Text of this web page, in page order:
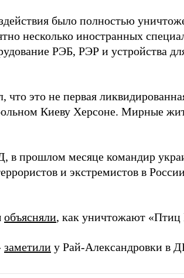
было полностью
несколько иностранных
РЭБ, РЭР и устройства
это не первая
Киеву Херсоне. Мирные
в прошлом месяце командир
и экстремистов в
объясняли, как уничтожают «Птиц
заметили у Рай-Александровки в